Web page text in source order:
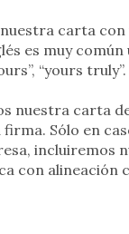
carta con
es muy
“yours truly”.
nuestra carta
Sólo en
incluiremos
con alineación